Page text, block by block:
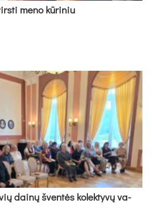
me­no kū­ri­niu
dai­nų šven­tės ko­lek­ty­vų va­